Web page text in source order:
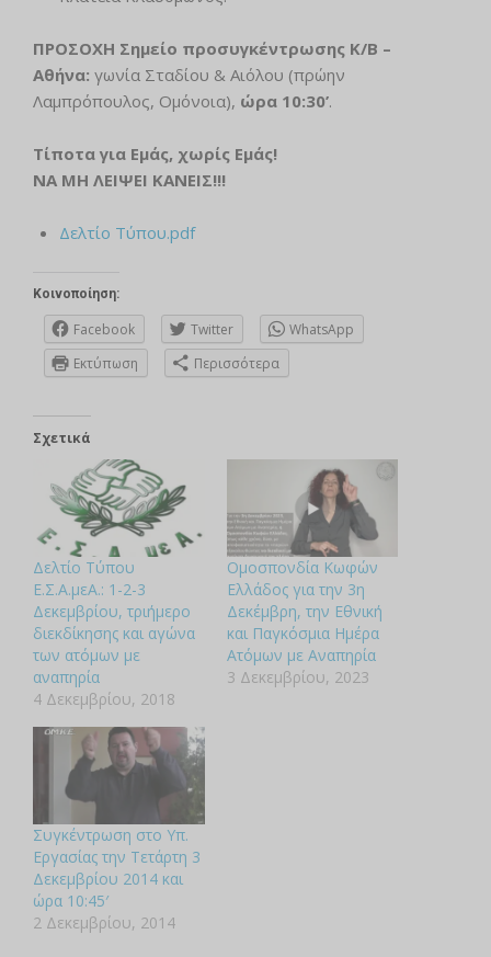
ΠΡΟΣΟΧΗ Σημείο προσυγκέντρωσης Κ/Β –
Αθήνα: γωνία Σταδίου & Αιόλου (πρώην
Λαμπρόπουλος, Ομόνοια), ώρα 10:30’.
Τίποτα για Εμάς, χωρίς Eμάς!
ΝΑ ΜΗ ΛΕΙΨΕΙ ΚΑΝΕΙΣ!!!
Δελτίο Τύπου.pdf
Κοινοποίηση:
Facebook Twitter
WhatsApp
Εκτύπωση
Περισσότερα
Σχετικά
Δελτίο Τύπου
Ε.Σ.Α.μεΑ.: 1-2-3
Δεκεμβρίου, τριήμερο
διεκδίκησης και αγώνα
των ατόμων με
αναπηρία
4 Δεκεμβρίου, 2018
Ομοσπονδία Κωφών
Ελλάδος για την 3η
Δεκέμβρη, την Εθνική
και Παγκόσμια Ημέρα
Ατόμων με Αναπηρία
3 Δεκεμβρίου, 2023
Συγκέντρωση στο Υπ.
Εργασίας την Τετάρτη 3
Δεκεμβρίου 2014 και
ώρα 10:45′
2 Δεκεμβρίου, 2014